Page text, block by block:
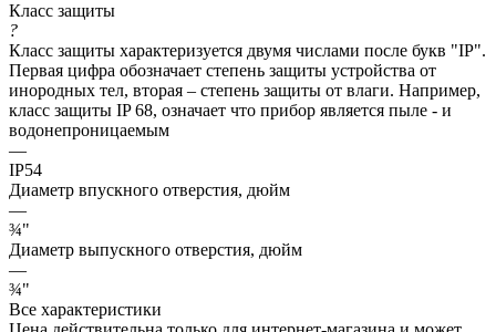
Класс защиты
?
Класс защиты характеризуется двумя числами после букв "IP".
Первая цифра обозначает степень защиты устройства от
инородных тел, вторая – степень защиты от влаги. Например,
класс защиты IP 68, означает что прибор является пыле - и
водонепроницаемым
—
IP54
Диаметр впускного отверстия, дюйм
—
¾"
Диаметр выпускного отверстия, дюйм
—
¾"
Все характеристики